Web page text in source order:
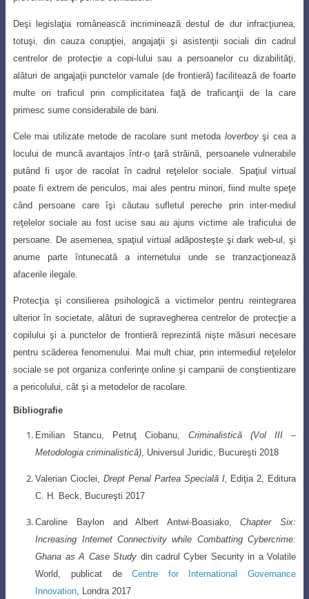
Deşi legislaţia românească incriminează destul de dur infracţiunea,
totuşi, din cauza corupţiei, angajaţii şi asistenţii sociali din cadrul
centrelor de protecţie a copi-lului sau a persoanelor cu dizabilităţi,
alături de angajaţii punctelor vamale (de frontieră) facilitează de foarte
multe ori traficul prin complicitatea faţă de traficanţii de la care
primesc sume considerabile de bani.
Cele mai utilizate metode de racolare sunt metoda loverboyşi cea a
locului de muncă avantajos într-o ţară străină, persoanele vulnerabile
putând fi uşor de racolat în cadrul reţelelor sociale. Spaţiul virtual
poate fi extrem de periculos, mai ales pentru minori, fiind multe speţe
când persoane care îşi căutau sufletul pereche prin inter-mediul
reţelelor sociale au fost ucise sau au ajuns victime ale traficului de
persoane. De asemenea, spaţiul virtual adăposteşte şi dark web-ul, şi
anume parte întunecată a internetului unde se tranzacţionează
afacerile ilegale.
Protecţia şi consilierea psihologică a victimelor pentru reintegrarea
ulterior în societate, alături de supravegherea centrelor de protecţie a
copilului şi a punctelor de frontieră reprezintă nişte măsuri necesare
pentru scăderea fenomenului. Mai mult chiar, prin intermediul reţelelor
sociale se pot organiza conferinţe online şi campanii de conştientizare
a pericolului, cât şi a metodelor de racolare.
Bibliografie
Emilian Stancu, Petruţ Ciobanu,Criminalistică (Vol III –
Metodologia criminalistică) , Universul Juridic, Bucureşti 2018
Valerian Cioclei,Drept Penal Partea Specială I, Ediţia 2, Editura
C. H. Beck, Bucureşti 2017
Caroline Baylon and Albert Antwi-Boasiako,Chapter Six:
Increasing Internet Connectivity while Combatting Cybercrime:
Ghana as A Case Study din cadrulCyber Security in a Volatile
World , publicat deCentre for International Governance
Innovation , Londra 2017